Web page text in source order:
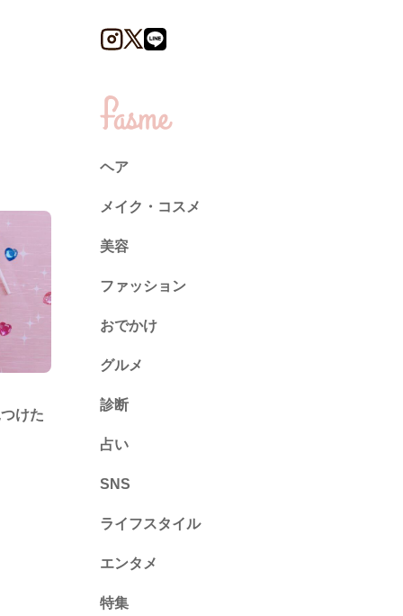
けた
ヘア
メイク・コスメ
美容
ファッション
トレンド
ネイル
おでかけ
グルメ
診断
診断
占い
心理テスト
SNS
ライフスタイル
推し活
カルチャー・暮らし
エンタメ
特集